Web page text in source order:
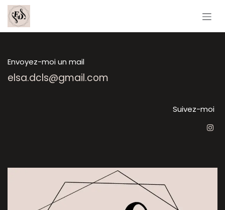
Se rendre au contenu
Envoyez-moi un mail
elsa.dcls@gmail.com
Suivez-moi